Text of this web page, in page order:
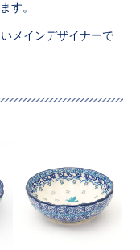
す。
メインデザイナーで